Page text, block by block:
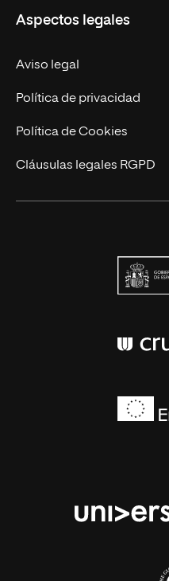
Nuestro Equipo
Trabaja en UNIR
Actualidad
Contáctanos
Aspectos legales
Aviso legal
Política de privacidad
Política de Cookies
Cláusulas legales RGPD